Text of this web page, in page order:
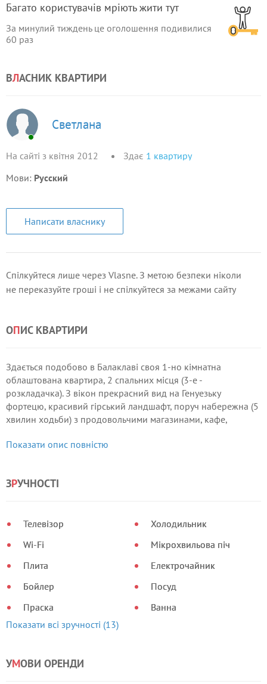
Багато користувачів мріють жити тут
За минулий тиждень це оголошення подивилися
60 раз
ВЛАСНИК КВАРТИРИ
Светлана
На сайті з квітня 2012 Здає 1 квартиру
Мови: Русский
Написати власнику
Спілкуйтеся лише через Vlasne. З метою безпеки ніколи
не переказуйте гроші і не спілкуйтеся за межами сайту
ОПИС КВАРТИРИ
Здається подобово в Балаклаві своя 1-но кімнатна
облаштована квартира, 2 спальних місця (3-е -
розкладачка). З вікон прекрасний вид на Генуезьку
фортецю, красивий гірський ландшафт, поруч набережна (5
хвилин ходьби) з продовольчими магазинами, кафе,
Показати опис повністю
ЗРУЧНОСТІ
Телевізор
Wi-Fi
Плита
Бойлер
Праска
Холодильник
Мікрохвильова піч
Електрочайник
Посуд
Ванна
Показати всі зручності (13)
УМОВИ ОРЕНДИ